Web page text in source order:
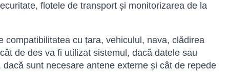
flotele de transport și monitorizarea de la
cu țara, vehiculul, nava, clădirea
de des va fi utilizat sistemul, dacă datele sau
sunt necesare antene externe și cât de repede